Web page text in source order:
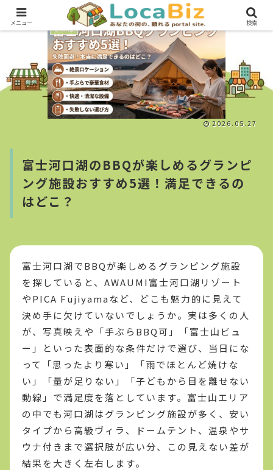
富士河口湖のBBQが楽しめるグランピ
ング施設おすすめ5選！満足できるの
はどこ？
その他
2026.05.27
富士河口湖でBBQが楽しめるグランピング施設
を探していると、AWAUMI富士河口湖リゾート
やPICA Fujiyamaなど、どこも魅力的に見えて
決め手に欠けていないでしょうか。実は多くの人
が、写真映えや「手ぶらBBQ可」「富士山ビュ
ー」といった表面的な条件だけで選び、当日にな
って「思ったより寒い」「雨でほとんど焼けな
い」「量が足りない」「子どもから目を離せない
動線」で満足度を落としています。富士山エリア
の中でも河口湖はグランピング施設が多く、安い
タイプから高級ヴィラ、ドームテント、温泉やサ
ウナ付きまで選択肢が広い分、この見えない差が
結果を大きく左右します。
メニュー 検索